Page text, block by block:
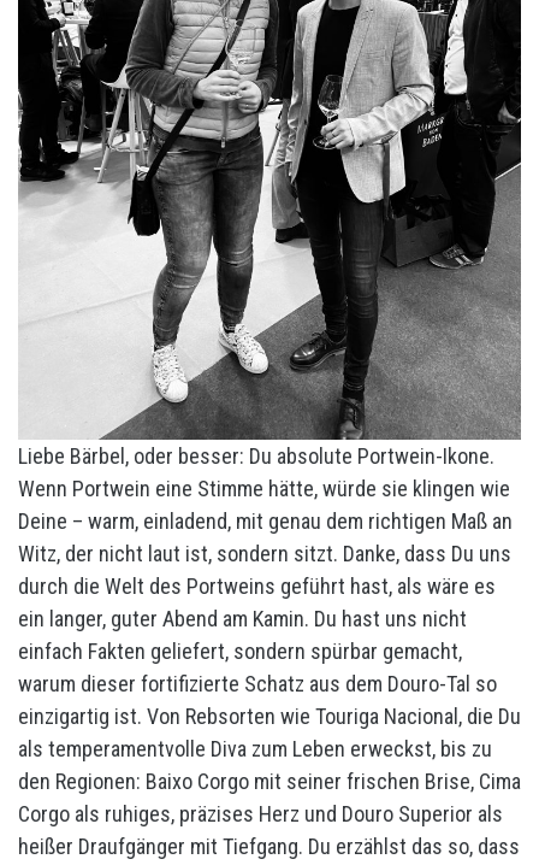
Liebe Bärbel, oder besser: Du absolute Portwein-Ikone.
Wenn Portwein eine Stimme hätte, würde sie klingen wie
Deine – warm, einladend, mit genau dem richtigen Maß an
Witz, der nicht laut ist, sondern sitzt. Danke, dass Du uns
durch die Welt des Portweins geführt hast, als wäre es
ein langer, guter Abend am Kamin. Du hast uns nicht
einfach Fakten geliefert, sondern spürbar gemacht,
warum dieser fortifizierte Schatz aus dem Douro-Tal so
einzigartig ist. Von Rebsorten wie Touriga Nacional, die Du
als temperamentvolle Diva zum Leben erweckst, bis zu
den Regionen: Baixo Corgo mit seiner frischen Brise, Cima
Corgo als ruhiges, präzises Herz und Douro Superior als
heißer Draufgänger mit Tiefgang. Du erzählst das so, dass